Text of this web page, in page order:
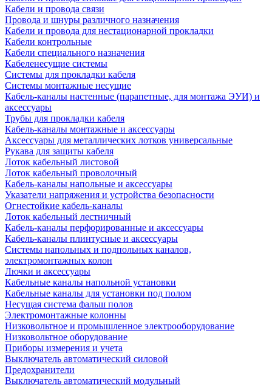
Кабели и провода связи
Провода и шнуры различного назначения
Кабели и провода для нестационарной прокладки
Кабели контрольные
Кабели специального назначения
Кабеленесущие системы
Системы для прокладки кабеля
Системы монтажные несущие
Кабель-каналы настенные (парапетные, для монтажа ЭУИ) и
аксессуары
Трубы для прокладки кабеля
Кабель-каналы монтажные и аксессуары
Аксессуары для металлических лотков универсальные
Рукава для защиты кабеля
Лоток кабельный листовой
Лоток кабельный проволочный
Кабель-каналы напольные и аксессуары
Указатели напряжения и устройства безопасности
Огнестойкие кабель-каналы
Лоток кабельный лестничный
Кабель-каналы перфорированные и аксессуары
Кабель-каналы плинтусные и аксессуары
Системы напольных и подпольных каналов,
электромонтажных колон
Лючки и аксессуары
Кабельные каналы напольной установки
Кабельные каналы для установки под полом
Несущая система фальш полов
Электромонтажные колонны
Низковольтное и промышленное электрооборудование
Низковольтное оборудование
Приборы измерения и учета
Выключатель автоматический силовой
Предохранители
Выключатель автоматический модульный